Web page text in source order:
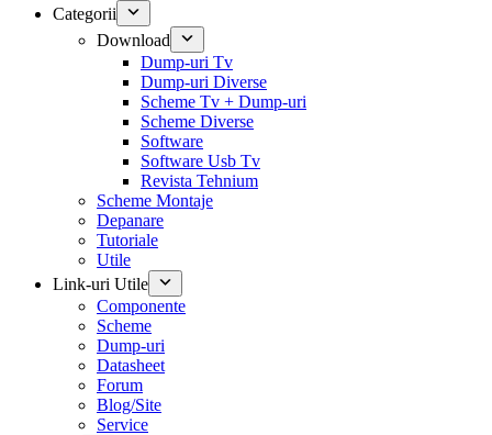
Categorii
Download
Dump-uri Tv
Dump-uri Diverse
Scheme Tv + Dump-uri
Scheme Diverse
Software
Software Usb Tv
Revista Tehnium
Scheme Montaje
Depanare
Tutoriale
Utile
Link-uri Utile
Componente
Scheme
Dump-uri
Datasheet
Forum
Blog/Site
Service